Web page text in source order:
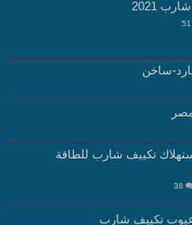
2021
51
تكييف شارب للطاقة
38
تكييف شارب